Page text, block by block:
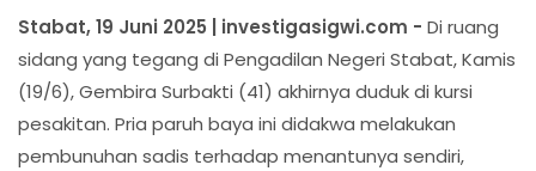
Stabat, 19 Juni 2025 | investigasigwi.com - Di ruang
sidang yang tegang di Pengadilan Negeri Stabat, Kamis
(19/6), Gembira Surbakti (41) akhirnya duduk di kursi
pesakitan. Pria paruh baya ini didakwa melakukan
pembunuhan sadis terhadap menantunya sendiri,